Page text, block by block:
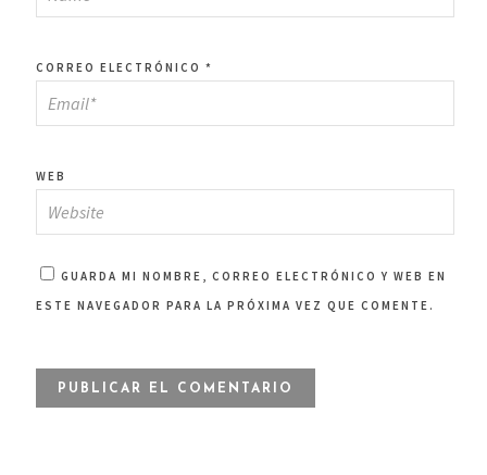
CORREO ELECTRÓNICO *
WEB
GUARDA MI NOMBRE, CORREO ELECTRÓNICO Y WEB EN
ESTE NAVEGADOR PARA LA PRÓXIMA VEZ QUE COMENTE.